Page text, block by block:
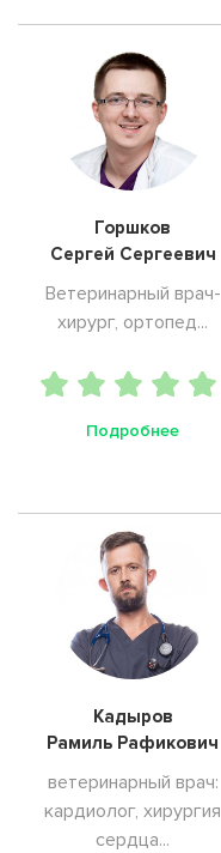
Горшков
Сергей Сергеевич
Ветеринарный врач-
хирург, ортопед...
Подробнее
Кадыров
Рамиль Рафикович
ветеринарный врач:
кардиолог, хирургия
сердца...